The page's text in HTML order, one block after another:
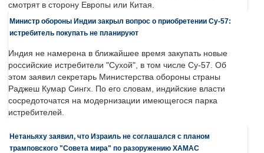
смотрят в сторону Европы или Китая.
Министр обороны Индии закрыл вопрос о приобретении Су-57:
истребитель покупать не планируют
Индия не намерена в ближайшее время закупать новые
российские истребители "Сухой", в том числе Су-57. Об
этом заявил секретарь Министерства обороны страны
Раджеш Кумар Сингх. По его словам, индийские власти
сосредоточатся на модернизации имеющегося парка
истребителей.
Нетаньяху заявил, что Израиль не соглашался с планом
трамповского "Совета мира" по разоружению ХАМАС